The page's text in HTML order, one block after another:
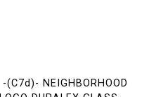
-(C7d)- NEIGHBORHOOD